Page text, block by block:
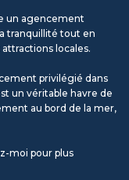
un agencement
tranquillité tout en
locales.
privilégié dans
un véritable havre de
au bord de la mer,
moi pour plus